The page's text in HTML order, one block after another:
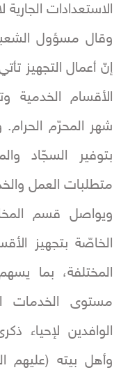
الاستعدادات
وقال مسؤول
إنّ أعمال التجهيز
الأقسام الخدمية
شهر المحرّم
بتوفير السجّاد
متطلبات العمل
ويواصل قسم
الخاصّة بتجهيز
المختلفة، بما
مستوى الخدمات
الوافدين لإحياء
وأهل بيته (عليهم